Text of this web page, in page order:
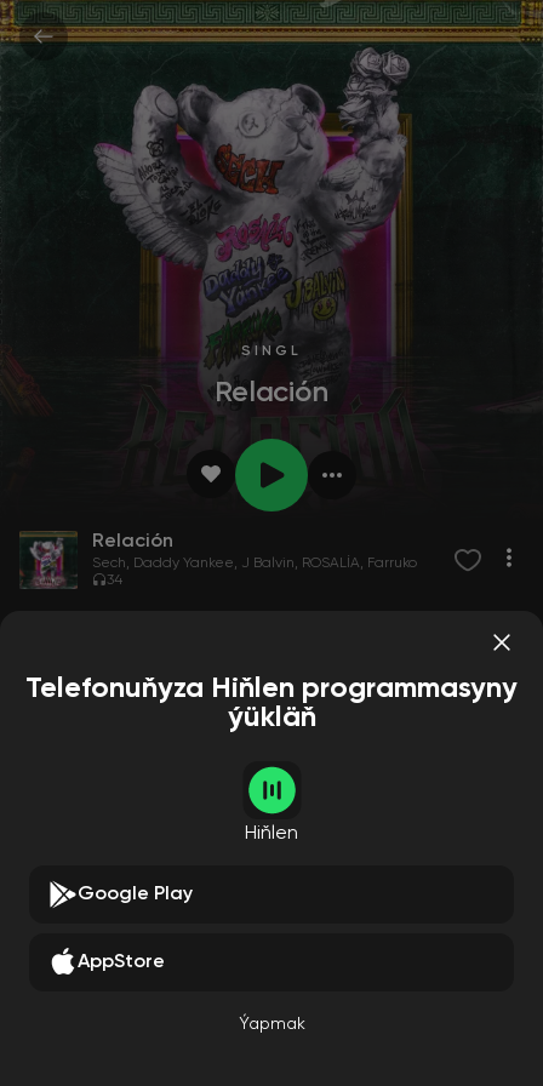
SINGL
Relación
Relación
Sech Daddy Yankee J Balvin ROSALÍA
Farruko
34
Telefonuňyza Hiňlen programmasyny
ýükläň
Hiňlen
Google Play
AppStore
Ýapmak